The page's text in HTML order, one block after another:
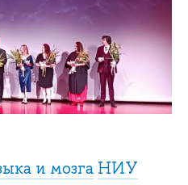
и мозга НИУ